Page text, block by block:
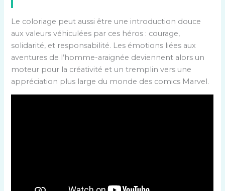
Le coloriage peut aussi être une introduction douce
aux valeurs véhiculées par ces héros : courage,
solidarité, et responsabilité. Les émotions liées aux
aventures de l’homme-araignée deviennent alors un
moteur pour la créativité et un tremplin vers une
appréciation plus large du monde des comics Marvel.